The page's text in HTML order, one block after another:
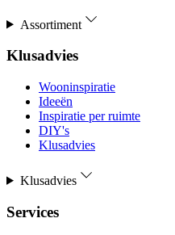
Assortiment
Klusadvies
Wooninspiratie
Ideeën
Inspiratie per ruimte
DIY's
Klusadvies
Klusadvies
Services